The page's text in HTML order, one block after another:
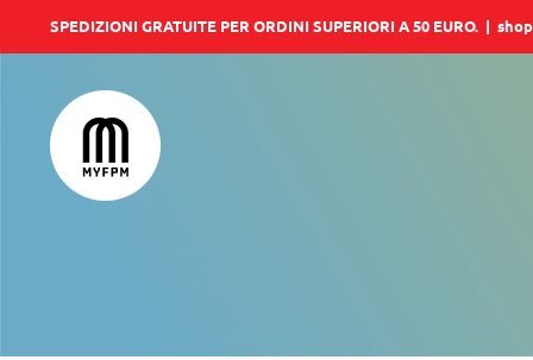
al
contenuto
SPEDIZIONI GRATUITE PER ORDINI SUPERIORI A 50 EURO. |